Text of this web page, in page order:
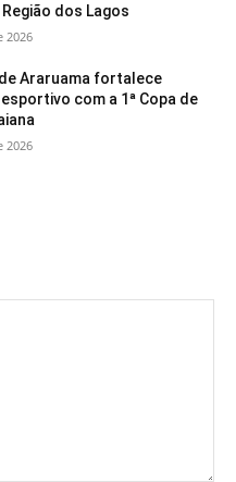
dos Lagos
2026
Araruama fortalece
com a 1ª Copa de
2026